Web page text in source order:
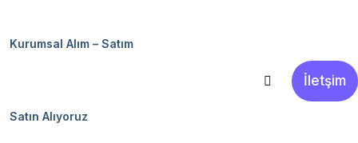
Kurumsal Alım – Satım
Satın Alıyoruz
İletşim